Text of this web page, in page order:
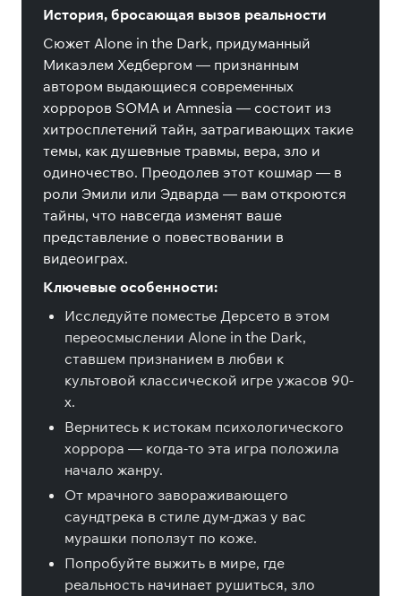
История, бросающая вызов реальности
Сюжет Alone in the Dark, придуманный
Микаэлем Хедбергом — признанным
автором выдающиеся современных
хорроров SOMA и Amnesia — состоит из
хитросплетений тайн, затрагивающих такие
темы, как душевные травмы, вера, зло и
одиночество. Преодолев этот кошмар — в
роли Эмили или Эдварда — вам откроются
тайны, что навсегда изменят ваше
представление о повествовании в
видеоиграх.
Ключевые особенности:
Исследуйте поместье Дерсето в этом
переосмыслении Alone in the Dark,
ставшем признанием в любви к
культовой классической игре ужасов 90-
х.
Вернитесь к истокам психологического
хоррора — когда-то эта игра положила
начало жанру.
От мрачного завораживающего
саундтрека в стиле дум-джаз у вас
мурашки поползут по коже.
Попробуйте выжить в мире, где
реальность начинает рушиться, зло